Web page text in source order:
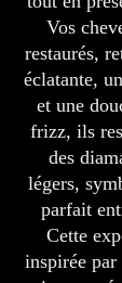
Vos
restaurés,
éclatante,
et une
frizz, ils
des
légers,
parfait
Cette
inspirée